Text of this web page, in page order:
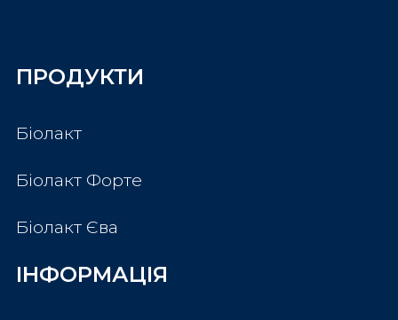
ПРОДУКТИ
Біолакт
Біолакт Форте
Біолакт Єва
ІНФОРМАЦІЯ